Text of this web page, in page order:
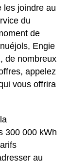
les joindre au
du
de
Engie
de nombreux
appelez
vous offrira
300 000 kWh
au